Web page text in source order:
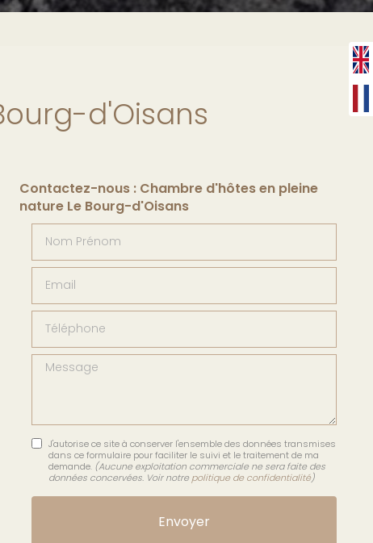
d'Oisans
Contactez-nous : Chambre d'hôtes en pleine
nature Le Bourg-d'Oisans
Message
J'autorise ce site à conserver l'ensemble des données transmises
dans ce formulaire pour faciliter le suivi et le traitement de ma
demande. (Aucune exploitation commerciale ne sera faite des
données concervées. Voir notre politique de confidentialité)